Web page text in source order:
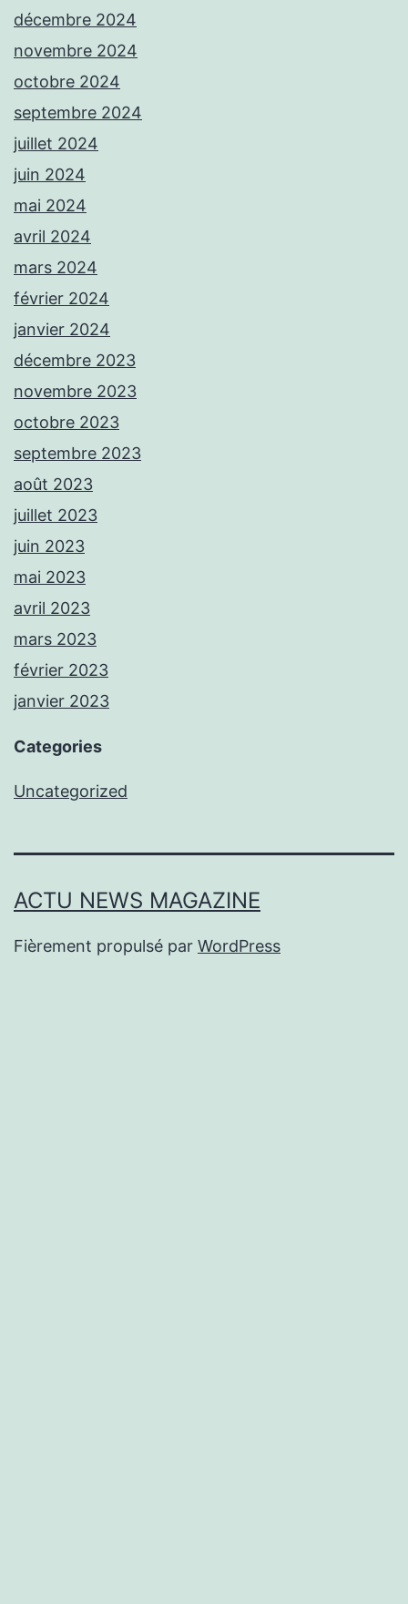
décembre 2024
novembre 2024
octobre 2024
septembre 2024
juillet 2024
juin 2024
mai 2024
avril 2024
mars 2024
février 2024
janvier 2024
décembre 2023
novembre 2023
octobre 2023
septembre 2023
août 2023
juillet 2023
juin 2023
mai 2023
avril 2023
mars 2023
février 2023
janvier 2023
Categories
Uncategorized
ACTU NEWS MAGAZINE
Fièrement propulsé par WordPress